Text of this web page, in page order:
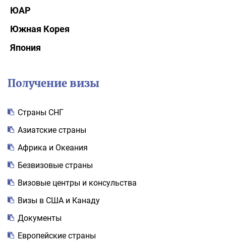
ЮАР
Южная Корея
Япония
Получение визы
Cтраны СНГ
Азиатские страны
Африка и Океания
Безвизовые страны
Визовые центры и консульства
Визы в США и Канаду
Документы
Европейские страны